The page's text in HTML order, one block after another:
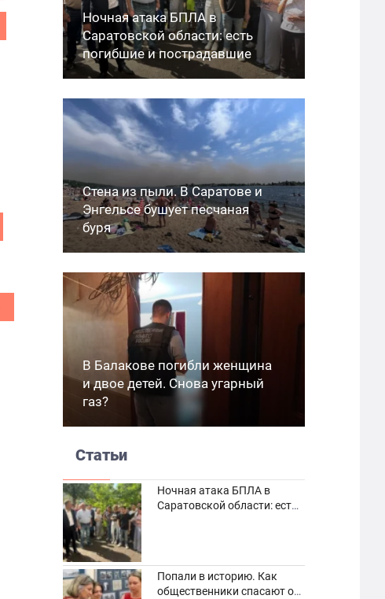
Ночная атака БПЛА в
Саратовской области: есть
погибшие и пострадавшие
Стена из пыли. В Саратове и
Энгельсе бушует песчаная
буря
В Балакове погибли женщина
и двое детей. Снова угарный
газ?
Статьи
Ночная атака БПЛА в
Саратовской области: есть
Попали в историю. Как
общественники спасают от